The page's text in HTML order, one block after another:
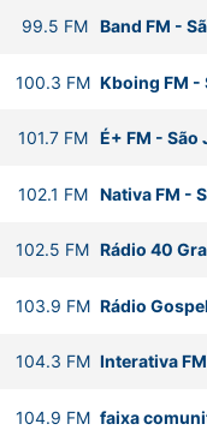
99.5 FM Band FM -
100.3 FM Kboing FM -
101.7 FM É+ FM - São
102.1 FM Nativa FM -
102.5 FM Rádio 40
103.9 FM Rádio Gospel
104.3 FM Interativa FM
104.9 FM faixa